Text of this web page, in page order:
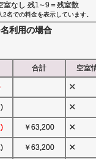
室なし 残1∼9＝残室数
名での料金を表示しています。
利用の場合
合計 空室
×
×
￥63,200 ×
￥63,200 ×